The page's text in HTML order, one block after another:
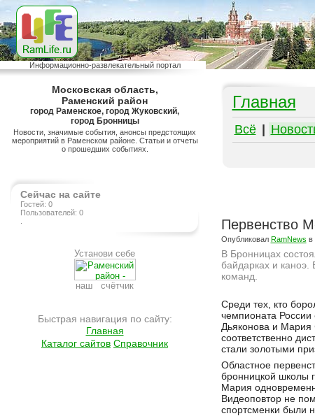
Информационно-развлекательный портал
Московская область,
Раменский район
город Раменское, город Жуковский,
город Бронницы
Новости, значимые события, анонсы предстоящих
мероприятий в Раменском районе. Статьи и отчеты
о прошедших событиях.
Сейчас на сайте
Гостей: 0
Пользователей: 0
Установи себе
наш счётчик
Быстрая навигация по сайту:
Главная
Каталог сайтов Справочник
Главная
Всё
Первенство
Опубликовал RamNews в
В Бронницах
байдарках и каноэ.
команд.
Среди тех, кто
чемпионата России
Дьяконова и Мария
соответственно
стали золотыми
Областное
бронницкой школы
Мария
Видеоповтор не
спортсменки были